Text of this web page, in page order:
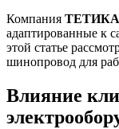
Компания ТЕТИКА
адаптированные к
этой статье
шинопровод для
Влияние